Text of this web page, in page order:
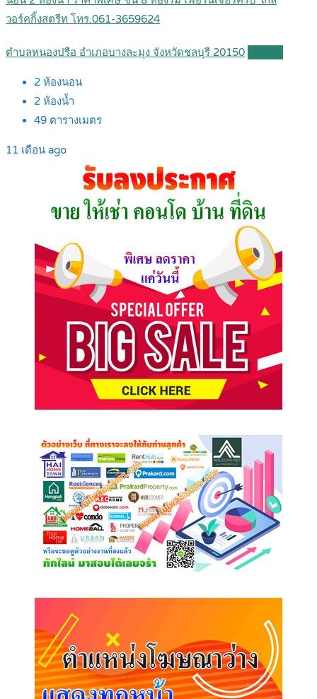
วอร์คกิ้งสตรีท โทร.061-3659624
ตำบลหนองปรือ อำเภอบางละมุง จังหวัดชลบุรี 20150
2 ห้องนอน
2 ห้องน้ำ
49 ตารางเมตร
11 เดือน ago